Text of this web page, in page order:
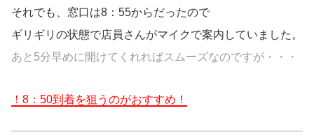
それでも、窓口は8：55からだったので
ギリギリの状態で店員さんがマイクで案内していました。
あと5分早めに開けてくれればスムーズなのですが・・・
！8：50到着を狙うのがおすすめ！